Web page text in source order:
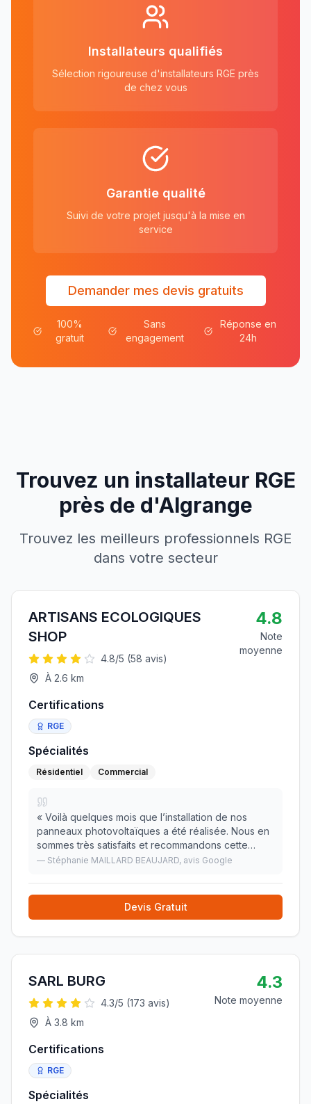
Installateurs qualifiés
Sélection rigoureuse d'installateurs RGE près
de chez vous
Garantie qualité
Suivi de votre projet jusqu'à la mise en
service
Demander mes devis gratuits
100%
gratuit
Sans
engagement
Réponse en
24h
Trouvez un installateur RGE
près de d'Algrange
Trouvez les meilleurs professionnels RGE
dans votre secteur
ARTISANS ECOLOGIQUES
SHOP
4.8/5 (58 avis)
À 2.6 km
4.8
Note
moyenne
Certifications
RGE
Spécialités
Résidentiel Commercial
« Voilà quelques mois que l’installation de nos
panneaux photovoltaïques a été réalisée. Nous en
sommes très satisfaits et recommandons cette
entreprise qui reste encore disponible pour nos
équi»
— Stéphanie MAILLARD BEAUJARD, avis Google
Devis Gratuit
SARL BURG
4.3/5 (173 avis)
À 3.8 km
4.3
Note moyenne
Certifications
RGE
Spécialités